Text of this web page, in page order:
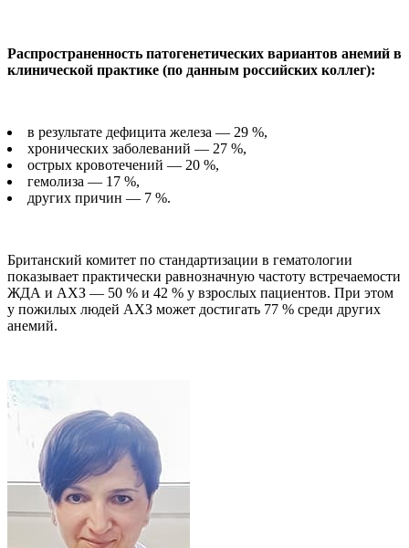
Распространенность патогенетических вариантов анемий в
клинической практике (по данным российских коллег):
в результате дефицита железа — 29 %,
хронических заболеваний — 27 %,
острых кровотечений — 20 %,
гемолиза — 17 %,
других причин — 7 %.
Британский комитет по стандартизации в гематологии
показывает практически равнозначную частоту встречаемости
ЖДА и АХЗ — 50 % и 42 % у взрослых пациентов. При этом
у пожилых людей АХЗ может достигать 77 % среди других
анемий.